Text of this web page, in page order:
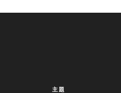
主題